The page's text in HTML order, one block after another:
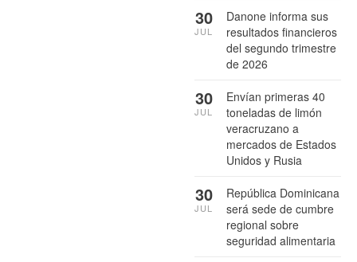
Danone informa sus
resultados financieros
del segundo trimestre
de 2026
30
JUL
Envían primeras 40
toneladas de limón
veracruzano a
mercados de Estados
Unidos y Rusia
30
JUL
República Dominicana
será sede de cumbre
regional sobre
seguridad alimentaria
30
JUL